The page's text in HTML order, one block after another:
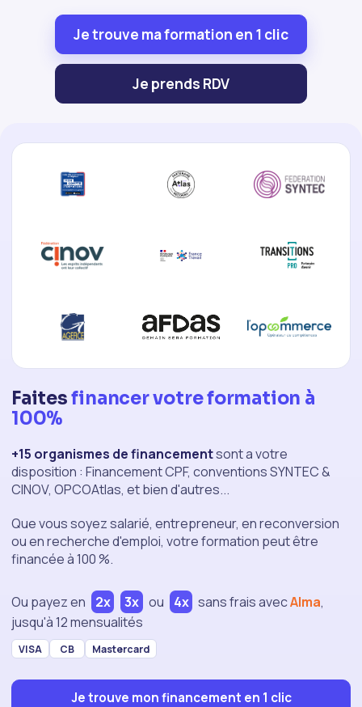
Je trouve ma formation en 1 clic
Je prends RDV
Faitesfinancer votre formation à
100%
+15 organismes de financementsont a votre
disposition : Financement CPF, conventions SYNTEC &
CINOV, OPCOAtlas, et bien d'autres...
Que vous soyez salarié, entrepreneur, en reconversion
ou en recherche d'emploi, votre formation peut être
financée à 100 %.
Ou payez en 2x 3x ou 4x sans fraisavecAlma,
jusqu'à 12 mensualités
VISA CB Mastercard
Je trouve mon financement en 1 clic